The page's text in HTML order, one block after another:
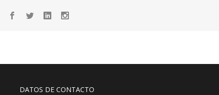
DATOS DE CONTACTO